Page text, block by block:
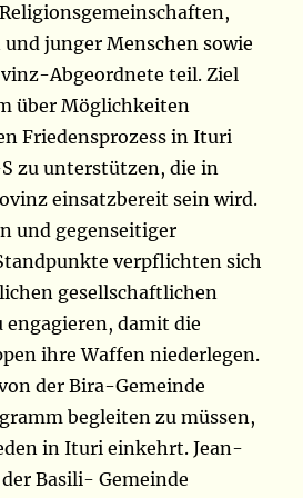
junger Menschen sowie
Abgeordnete teil. Ziel
über Möglichkeiten
Friedensprozess in Ituri
zu unterstützen, die in
einsatzbereit sein wird.
und gegenseitiger
verpflichten sich
gesellschaftlichen
engagieren, damit die
ihre Waffen niederlegen.
der Bira-Gemeinde
begleiten zu müssen,
in Ituri einkehrt. Jean-
Basili- Gemeinde